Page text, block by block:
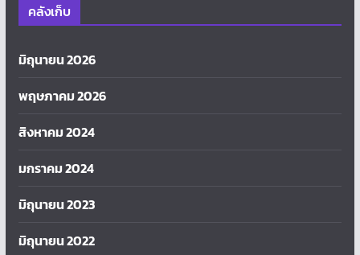
คลังเก็บ
มิถุนายน 2026
พฤษภาคม 2026
สิงหาคม 2024
มกราคม 2024
มิถุนายน 2023
มิถุนายน 2022